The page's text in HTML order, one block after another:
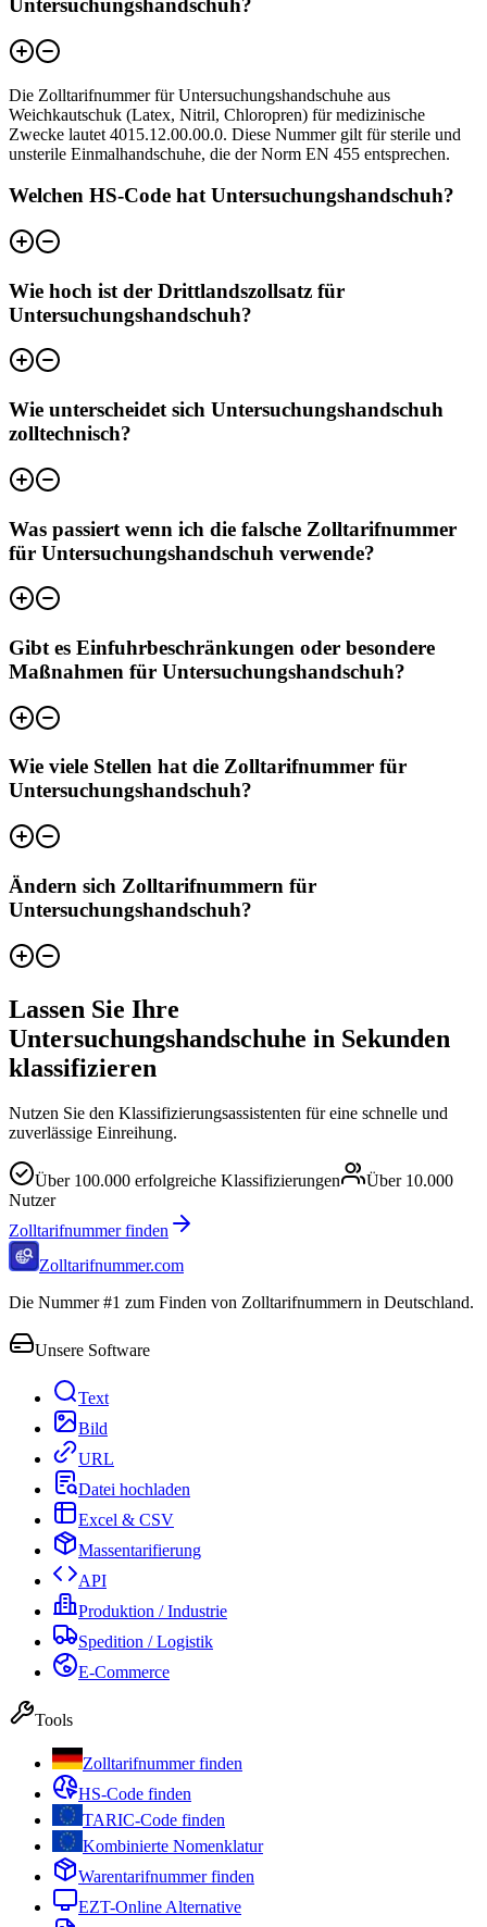
Untersuchungshandschuh?
Die Zolltarifnummer für Untersuchungshandschuhe aus
Weichkautschuk (Latex, Nitril, Chloropren) für medizinische
Zwecke lautet 4015.12.00.00.0. Diese Nummer gilt für sterile und
unsterile Einmalhandschuhe, die der Norm EN 455 entsprechen.
Welchen HS-Code hat Untersuchungshandschuh?
Wie hoch ist der Drittlandszollsatz für
Untersuchungshandschuh?
Wie unterscheidet sich Untersuchungshandschuh
zolltechnisch?
Was passiert wenn ich die falsche Zolltarifnummer
für Untersuchungshandschuh verwende?
Gibt es Einfuhrbeschränkungen oder besondere
Maßnahmen für Untersuchungshandschuh?
Wie viele Stellen hat die Zolltarifnummer für
Untersuchungshandschuh?
Ändern sich Zolltarifnummern für
Untersuchungshandschuh?
Lassen Sie Ihre
Untersuchungshandschuhe in Sekunden
klassifizieren
Nutzen Sie den Klassifizierungsassistenten für eine schnelle und
zuverlässige Einreihung.
Über 100.000 erfolgreiche Klassifizierungen Über 10.000
Nutzer
Zolltarifnummer finden
Zolltarifnummer.com
Die Nummer #1 zum Finden von Zolltarifnummern in Deutschland.
Unsere Software
Text
Bild
URL
Datei hochladen
Excel & CSV
Massentarifierung
API
Produktion / Industrie
Spedition / Logistik
E-Commerce
Tools
Zolltarifnummer finden
HS-Code finden
TARIC-Code finden
Kombinierte Nomenklatur
Warentarifnummer finden
EZT-Online Alternative